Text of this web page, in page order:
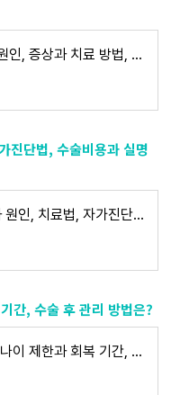
안구건조증이란? 원인, 증상과 치료 방법, 민간요법, 영양제 총정리
진단법, 수술비용과 실명
황반변성의 증상과 원인, 치료법, 자가진단법, 수술비용과 실명률은? 좋은 음식도 알아보자
간, 수술 후 관리 방법은?
라식 라섹 차이점, 나이 제한과 회복 기간, 수술 후 관리 방법은?